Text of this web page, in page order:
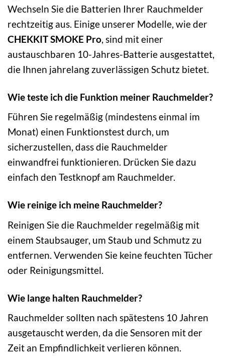
Wechseln Sie die Batterien Ihrer Rauchmelder
rechtzeitig aus. Einige unserer Modelle, wie der
CHEKKIT SMOKE Pro , sind mit einer
austauschbaren 10-Jahres-Batterie ausgestattet,
die Ihnen jahrelang zuverlässigen Schutz bietet.
Wie teste ich die Funktion meiner Rauchmelder?
Führen Sie regelmäßig (mindestens einmal im
Monat) einen Funktionstest durch, um
sicherzustellen, dass die Rauchmelder
einwandfrei funktionieren. Drücken Sie dazu
einfach den Testknopf am Rauchmelder.
Wie reinige ich meine Rauchmelder?
Reinigen Sie die Rauchmelder regelmäßig mit
einem Staubsauger, um Staub und Schmutz zu
entfernen. Verwenden Sie keine feuchten Tücher
oder Reinigungsmittel.
Wie lange halten Rauchmelder?
Rauchmelder sollten nach spätestens 10 Jahren
ausgetauscht werden, da die Sensoren mit der
Zeit an Empfindlichkeit verlieren können.